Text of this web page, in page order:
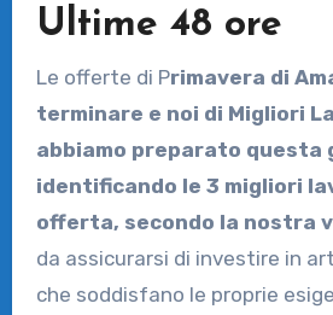
Ultime 48 ore
Le offerte di Primavera di
terminare e noi di Migliori
abbiamo preparato questa
identificando le 3 migliori
offerta, secondo la nostra
da assicurarsi di investire in
che soddisfano le proprie